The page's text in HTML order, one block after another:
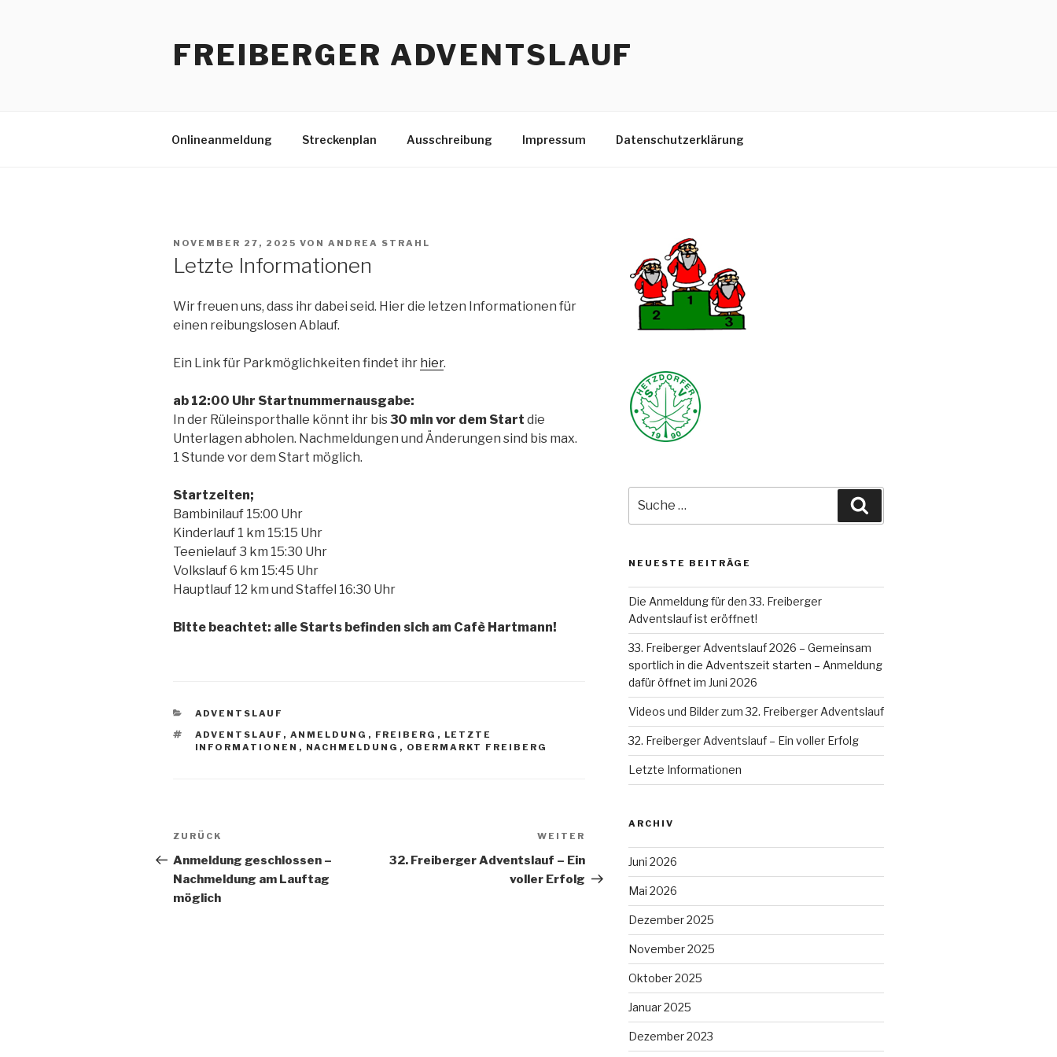
FREIBERGER ADVENTSLAUF
Onlineanmeldung Streckenplan Ausschreibung Impressum Datenschutzerklärung
VERÖFFENTLICHT
NOVEMBER 27, 2025 VON ANDREA STRAHL
Letzte Informationen
Wir freuen uns, dass ihr dabei seid. Hier die letzen Informationen für
einen reibungslosen Ablauf.
Ein Link für Parkmöglichkeiten findet ihr hier.
ab 12:00 Uhr Startnummernausgabe:
In der Rüleinsporthalle könnt ihr bis30 min vor dem Start die
Unterlagen abholen. Nachmeldungen und Änderungen sind bis max.
1 Stunde vor dem Start möglich.
Startzeiten;
Bambinilauf 15:00 Uhr
Kinderlauf 1 km 15:15 Uhr
Teenielauf 3 km 15:30 Uhr
Volkslauf 6 km 15:45 Uhr
Hauptlauf 12 km und Staffel 16:30 Uhr
Bitte beachtet: alle Starts befinden sich am Cafè Hartmann!
KATEGORIEN
ADVENTSLAUF
SCHLAGWÖRTER
ADVENTSLAUF , ANMELDUNG , FREIBERG , LETZTE
INFORMATIONEN , NACHMELDUNG , OBERMARKT FREIBERG
Beitragsnavigation
Vorheriger
Beitrag
ZURÜCK
Anmeldung geschlossen –
Nachmeldung am Lauftag
möglich
Beitrag
WEITER
32. Freiberger Adventslauf – Ein
voller Erfolg
nach:
NEUESTE BEITRÄGE
Die Anmeldung für den 33. Freiberger
Adventslauf ist eröffnet!
33. Freiberger Adventslauf 2026 – Gemeinsam
sportlich in die Adventszeit starten – Anmeldung
dafür öffnet im Juni 2026
Videos und Bilder zum 32. Freiberger Adventslauf
32. Freiberger Adventslauf – Ein voller Erfolg
Letzte Informationen
ARCHIV
Juni 2026
Mai 2026
Dezember 2025
November 2025
Oktober 2025
Januar 2025
Dezember 2023